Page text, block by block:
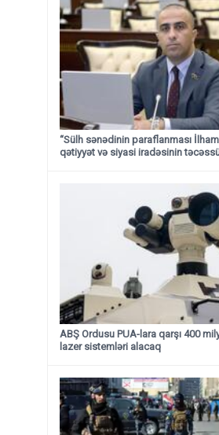
“Sülh sənədinin paraflanması
qətiyyət və siyasi iradəsinin
ABŞ Ordusu PUA-lara qarşı 400
lazer sistemləri alacaq